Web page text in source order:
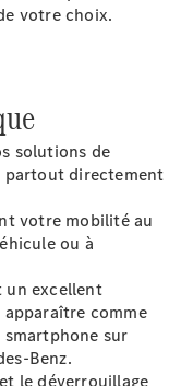
votre choix.
solutions de
directement
votre mobilité au
ou à
un excellent
comme
sur
Benz.
le déverrouillage